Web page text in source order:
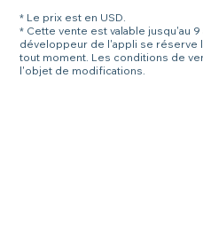
* Le prix est en USD.
* Cette vente est valable jusqu'au 9
développeur de l'appli se réserve
tout moment. Les conditions de
l'objet de modifications.